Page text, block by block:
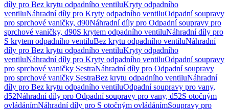
díly pro Bez krytu odpadního ventiluKryty odpadního
ventiluNáhradní díly pro Kryty odpadního ventiluOdpadní soupravy
pro sprchové vaničky, d90Náhradní díly pro Odpadní soupravy pro
sprchové vaničky, d90S krytem odpadního ventiluNáhradní díly pro
S krytem odpadního ventiluBez krytu odpadního ventiluNáhradní
díly pro Bez krytu odpadního ventiluKryty odpadního
ventiluNáhradní díly pro Kryty odpadního ventiluOdpadní soupravy
pro sprchové vaničky SestraNáhradní díly pro Odpadní soupravy
pro sprchové vaničky SestraBez krytu odpadního ventiluNáhradní
díly pro Bez krytu odpadního ventiluOdpadní soupravy pro vany,
d52Náhradní díly pro Odpadní soupravy pro vany, d52S otočným
ovládánímNáhradní díly pro S otočným ovládánímSoupravy pro